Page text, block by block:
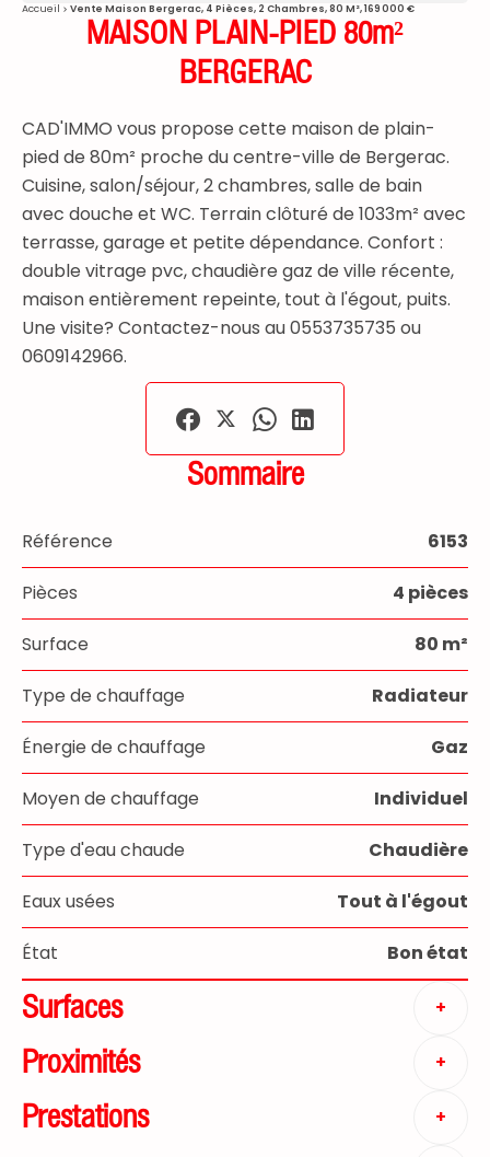
Accueil Vente Maison Bergerac, 4 Pièces, 2 Chambres, 80 M², 169 000 €
MAISON PLAIN-PIED 80m²
BERGERAC
CAD'IMMO vous propose cette maison de plain-
pied de 80m² proche du centre-ville de Bergerac.
Cuisine, salon/séjour, 2 chambres, salle de bain
avec douche et WC. Terrain clôturé de 1033m² avec
terrasse, garage et petite dépendance. Confort :
double vitrage pvc, chaudière gaz de ville récente,
maison entièrement repeinte, tout à l'égout, puits.
Une visite? Contactez-nous au 0553735735 ou
0609142966.
Sommaire
Référence 6153
Pièces 4 pièces
Surface 80 m²
Type de chauffage Radiateur
Énergie de chauffage Gaz
Moyen de chauffage Individuel
Type d'eau chaude Chaudière
Eaux usées Tout à l'égout
État Bon état
Surfaces +
Proximités +
Prestations +